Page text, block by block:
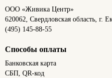
ООО «Живика Центр»
620062, Свердловская область, г.
(495) 145-88-55
Способы оплаты
Банковская карта
СБП, QR-код